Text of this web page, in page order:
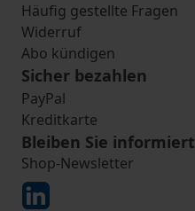
Häufig gestellte Fragen
Widerruf
Abo kündigen
Sicher bezahlen
PayPal
Kreditkarte
Bleiben Sie informiert
Shop-Newsletter